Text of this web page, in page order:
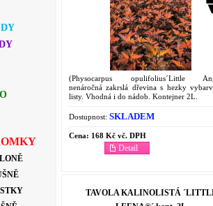
(Physocarpus opulifolius´Little
nenáročná zakrslá dřevina s hezky
listy. Vhodná i do nádob. Kontejner 2L.
Dostupnost: SKLADEM
Cena: 168 Kč vč. DPH
Detail
TAVOLA KALINOLISTÁ